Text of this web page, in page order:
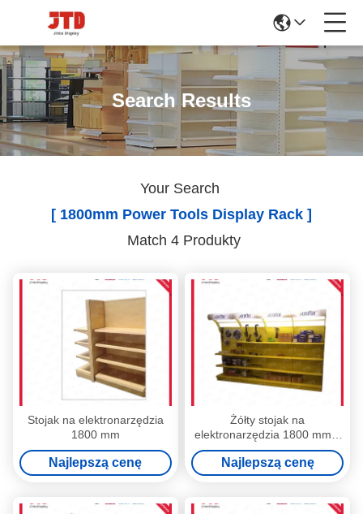
Search Results
Your Search
[ 1800mm Power Tools Display Rack ]
Match 4 Produkty
Stojak na elektronarzędzia
1800 mm
Najlepszą cenę
Żółty stojak na
elektronarzędzia 1800 mm z
podświetlanym pudełkiem
Najlepszą cenę